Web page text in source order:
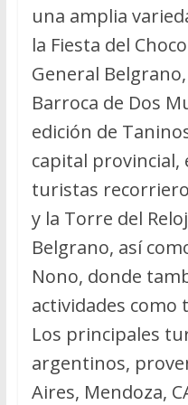
una amplia
la Fiesta del
General
Barroca de Dos
edición de
capital provincial,
turistas
y la Torre del
Belgrano, así
Nono, donde
actividades como
Los principales
argentinos,
Aires, Mendoza,